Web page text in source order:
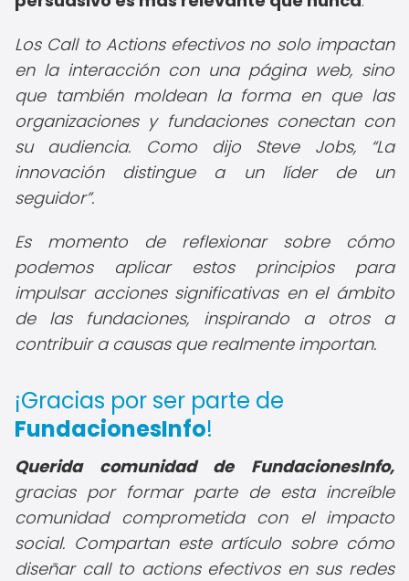
Los Call to Actions efectivos no solo impactan
en la interacción con una página web, sino
que también moldean la forma en que las
organizaciones y fundaciones conectan con
su audiencia. Como dijo Steve Jobs,
La
innovación distingue a un líder de un
seguidor .
Es momento de reflexionar sobre cómo
podemos aplicar estos principios para
impulsar acciones significativas en el ámbito
de las fundaciones, inspirando a otros a
contribuir a causas que realmente importan.
¡Gracias por ser parte de
FundacionesInfo!
Querida comunidad de FundacionesInfo,
gracias por formar parte de esta increíble
comunidad comprometida con el impacto
social. Compartan este artículo sobre cómo
diseñar call to actions efectivos en sus redes